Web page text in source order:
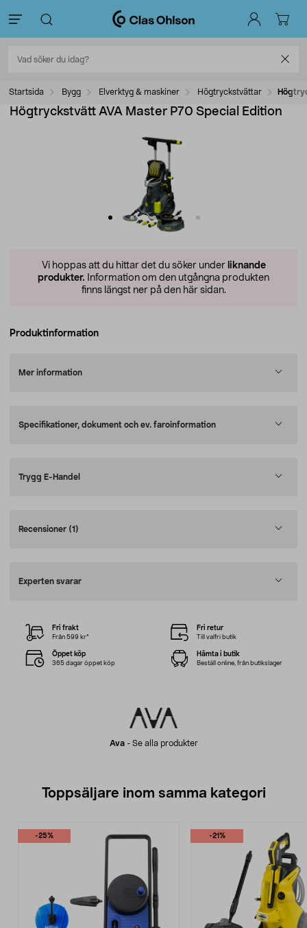
Startsida Bygg Elverktyg & maskiner Högtryckstvättar
Högtryckstvätt AVA Master P70 Special Edition
Vi hoppas att du hittar det du söker under liknande
produkter. Information om den utgångna produkten
finns längst ner på den här sidan.
Produktinformation
Mer information
Specifikationer, dokument och ev. faroinformation
Trygg E-Handel
Recensioner (1)
Experten svarar
Ava- Se alla produkter
Fri frakt
Från 599 kr*
Fri retur
Till valfri butik
Öppet köp
365 dagar öppet köp
Hämta i butik
Beställ online, från butikslager
Toppsäljare inom samma kategori
-25% -21%